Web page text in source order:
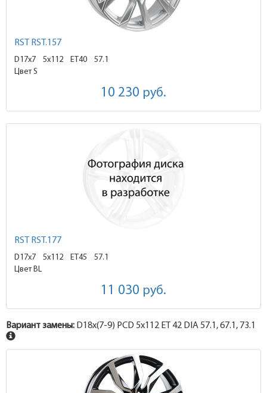
RST RST.157
D17x7 5x112 ET40
57.1
Цвет S
10 230 руб.
RST RST.177
D17x7 5x112 ET45
57.1
Цвет BL
11 030 руб.
Вариант замены: D18x(7-9) PCD 5x112 ET 42 DIA 57.1, 67.1, 73.1